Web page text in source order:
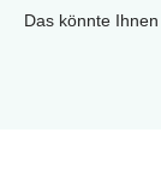
Das könnte